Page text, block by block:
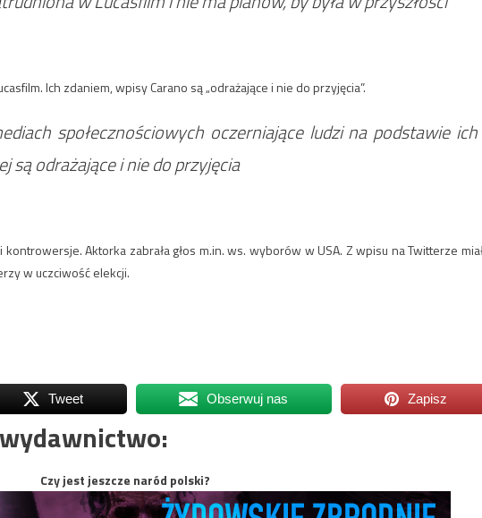
Ich zdaniem, wpisy Carano są „odrażające i nie do przyjęcia”.
społecznościowych oczerniające ludzi na podstawie ich
są odrażające i nie do przyjęcia
Aktorka zabrała głos m.in. ws. wyborów w USA. Z wpisu na Twitterze
w uczciwość elekcji.
Tweet Obserwuj nas Zapisz
Czy jest jeszcze naród polski?